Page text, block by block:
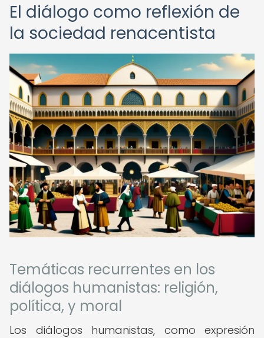
El diálogo como reflexión de
la sociedad renacentista
Temáticas recurrentes en los
diálogos humanistas: religión,
política, y moral
Los diálogos humanistas, como expresión